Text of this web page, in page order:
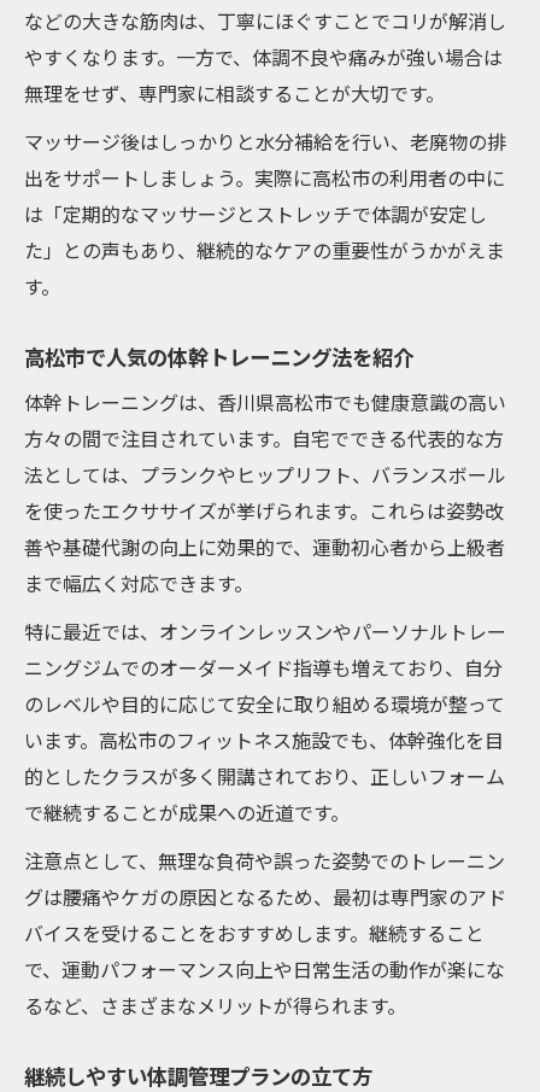
などの大きな筋肉は、丁寧にほぐすことでコリが解消し
やすくなります。一方で、体調不良や痛みが強い場合は
無理をせず、専門家に相談することが大切です。
マッサージ後はしっかりと水分補給を行い、老廃物の排
出をサポートしましょう。実際に高松市の利用者の中に
は「定期的なマッサージとストレッチで体調が安定し
た」との声もあり、継続的なケアの重要性がうかがえま
す。
高松市で人気の体幹トレーニング法を紹介
体幹トレーニングは、香川県高松市でも健康意識の高い
方々の間で注目されています。自宅でできる代表的な方
法としては、プランクやヒップリフト、バランスボール
を使ったエクササイズが挙げられます。これらは姿勢改
善や基礎代謝の向上に効果的で、運動初心者から上級者
まで幅広く対応できます。
特に最近では、オンラインレッスンやパーソナルトレー
ニングジムでのオーダーメイド指導も増えており、自分
のレベルや目的に応じて安全に取り組める環境が整って
います。高松市のフィットネス施設でも、体幹強化を目
的としたクラスが多く開講されており、正しいフォーム
で継続することが成果への近道です。
注意点として、無理な負荷や誤った姿勢でのトレーニン
グは腰痛やケガの原因となるため、最初は専門家のアド
バイスを受けることをおすすめします。継続すること
で、運動パフォーマンス向上や日常生活の動作が楽にな
るなど、さまざまなメリットが得られます。
継続しやすい体調管理プランの立て方